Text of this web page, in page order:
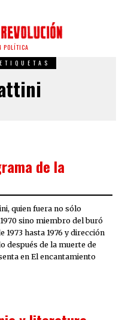
POLÍTICA
de la
quien fuera no sólo
sino miembro del buró
1973 hasta 1976 y dirección
después de la muerte de
en El encantamiento